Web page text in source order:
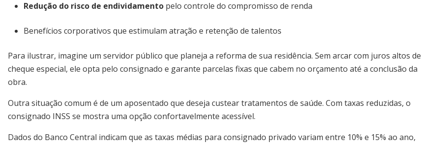
Redução do risco de endividamento pelo controle do compromisso de renda
Benefícios corporativos que estimulam atração e retenção de talentos
Para ilustrar, imagine um servidor público que planeja a reforma de sua residência. Sem arcar com juros altos de
cheque especial, ele opta pelo consignado e garante parcelas fixas que cabem no orçamento até a conclusão da
obra.
Outra situação comum é de um aposentado que deseja custear tratamentos de saúde. Com taxas reduzidas, o
consignado INSS se mostra uma opção confortavelmente acessível.
Dados do Banco Central indicam que as taxas médias para consignado privado variam entre 10% e 15% ao ano,